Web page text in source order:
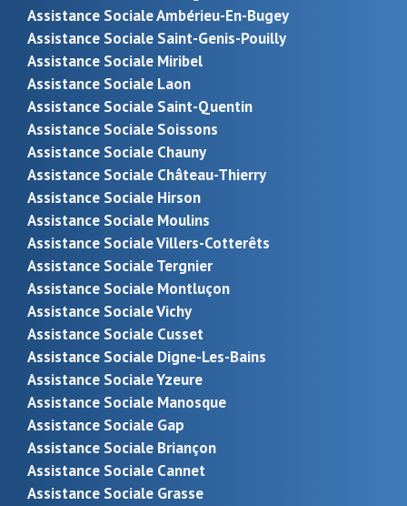
Assistance Sociale Ambérieu-En-Bugey
Assistance Sociale Saint-Genis-Pouilly
Assistance Sociale Miribel
Assistance Sociale Laon
Assistance Sociale Saint-Quentin
Assistance Sociale Soissons
Assistance Sociale Chauny
Assistance Sociale Château-Thierry
Assistance Sociale Hirson
Assistance Sociale Moulins
Assistance Sociale Villers-Cotterêts
Assistance Sociale Tergnier
Assistance Sociale Montluçon
Assistance Sociale Vichy
Assistance Sociale Cusset
Assistance Sociale Digne-Les-Bains
Assistance Sociale Yzeure
Assistance Sociale Manosque
Assistance Sociale Gap
Assistance Sociale Briançon
Assistance Sociale Cannet
Assistance Sociale Grasse